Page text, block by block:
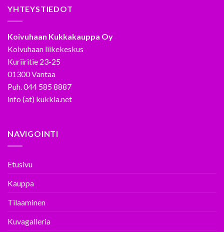
YHTEYSTIEDOT
Koivuhaan Kukkakauppa Oy
Koivuhaan liikekeskus
Kuriiritie 23-25
01300 Vantaa
Puh. 044 585 8887
info (at) kukkia.net
NAVIGOINTI
Etusivu
Kauppa
Tilaaminen
Kuvagalleria